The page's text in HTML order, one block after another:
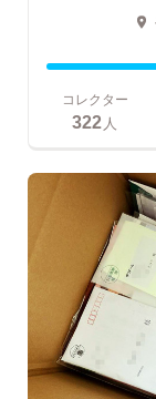
コレクター
322人